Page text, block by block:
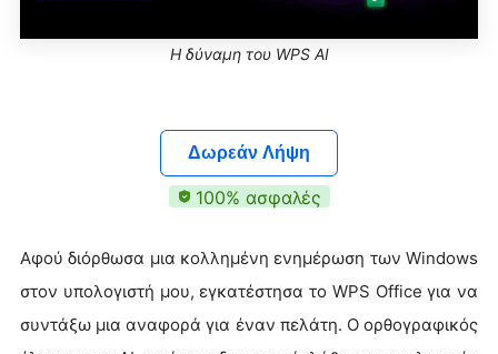
Η δύναμη του WPS AI
Δωρεάν Λήψη
100% ασφαλές
Αφού διόρθωσα μια κολλημένη ενημέρωση των Windows
στον υπολογιστή μου, εγκατέστησα το WPS Office για να
συντάξω μια αναφορά για έναν πελάτη. Ο ορθογραφικός